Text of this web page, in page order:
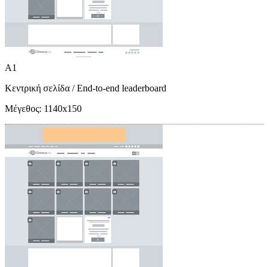
A1
Κεντρική σελίδα / End-to-end leaderboard
Μέγεθος: 1140x150